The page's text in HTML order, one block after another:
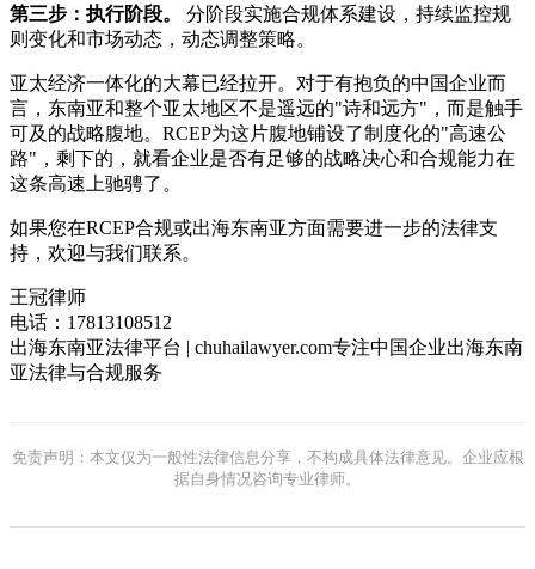
第三步：执行阶段。
分阶段实施合规体系建设，持续监控规
则变化和市场动态，动态调整策略。
亚太经济一体化的大幕已经拉开。对于有抱负的中国企业而
言，东南亚和整个亚太地区不是遥远的"诗和远方"，而是触手
可及的战略腹地。RCEP为这片腹地铺设了制度化的"高速公
路"，剩下的，就看企业是否有足够的战略决心和合规能力在
这条高速上驰骋了。
如果您在RCEP合规或出海东南亚方面需要进一步的法律支
持，欢迎与我们联系。
王冠律师
电话：17813108512
出海东南亚法律平台 | chuhailawyer.com专注中国企业出海东南
亚法律与合规服务
免责声明：本文仅为一般性法律信息分享，不构成具体法律意见。企业应根
据自身情况咨询专业律师。